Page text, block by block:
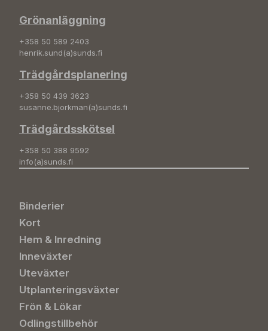
Grönanläggning
+358 50 589 2403
henrik.sund(a)sunds.fi
Trädgårdsplanering
+358 50 439 3623
susanne.bjorkman(a)sunds.fi
Trädgårdsskötsel
+358 50 388 9592
info(a)sunds.fi
Binderier
Kort
Hem & Inredning
Inneväxter
Uteväxter
Utplanteringsväxter
Frön & Lökar
Odlingstillbehör